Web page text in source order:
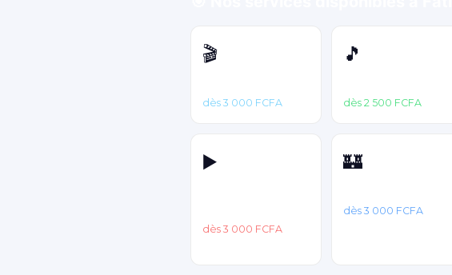
🎬
dès 3 000 FCFA
🎵
dès 2 500 FCFA
▶️
dès 3 000 FCFA
🏰
dès 3 000 FCFA